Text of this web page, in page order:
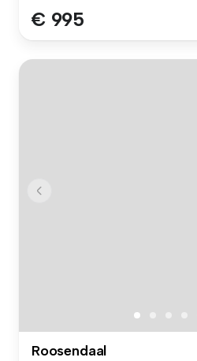
€ 995
Roosendaal